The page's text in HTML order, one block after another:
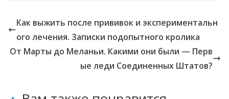
Как выжить после прививок и экспериментальн
ого лечения. Записки подопытного кролика
От Марты до Меланьи. Какими они были — Перв
ые леди Соединенных Штатов?